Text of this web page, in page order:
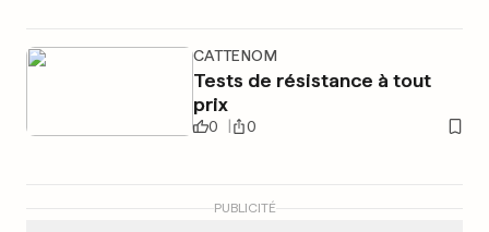
CATTENOM
Tests de résistance à tout
prix
0 0
PUBLICITÉ